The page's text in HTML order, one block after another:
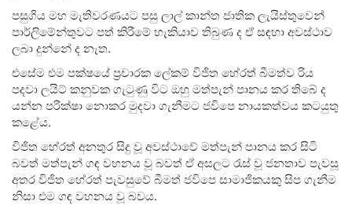
පසුගිය මහ මැතිවරණයට පසු ලාල් කාන්ත ජාතික ලැයිස්තුවෙන්
පාර්ලිමේන්තුවට පත් කිරීමේ හැකියාව තිබුණ ද ඒ සඳහා අවස්ථාව
ලබා දුන්නේ ද නැත.
එසේම එම පක්ෂයේ ප්‍රචාරක ලේකම් විජිත හේරත් බීමත්ව රිය
පදවා ලයිට් කනුවක ගැටුණු විට ඔහු මත්පැන් පානය කර තිබේ ද
යන්න පරික්ෂා නොකර මුදවා ගැනීමට ජවිපෙ නායකත්වය කටයුතු
කළේය.
විජිත හේරත් අනතුර සිදු වූ අවස්ථාවේ මත්පැන් පානය කර සිටි
බවත් මත්පැන් ගඳ වහනය වූ බවත් ඒ අසලට රැස් වූ ජනතාව පැවසූ
අතර විජිත හේරත් පැවසුවේ බීමත් ජවිපෙ සාමාජිකයකු සිප ගැනීම
නිසා එම ගඳ වහනය වූ බවය.